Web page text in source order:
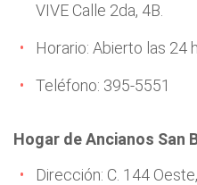
VIVE Calle 2da, 4B.
Horario: Abierto las 24
Teléfono: 395-5551
Hogar de Ancianos San
Dirección: C. 144